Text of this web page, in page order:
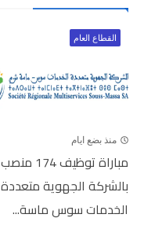
القطاع العام
منذ بضع ايام
مباراة توظيف 174 منصب
بالشركة الجهوية متعددة
الخدمات سوس ماسة...